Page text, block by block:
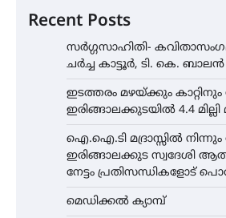
Recent Posts
സർഗ്ഗസാഹിതി-
ചർച്ച കാട്ടൂർ, ടി. കെ.
ഇടത്തരം മഴയ്ക്കും
ഇരിങ്ങാലക്കുടയിൽ 4.4 മില്ലി
ഐ.ഐ.ടി മദ്രാസ്സിൽ നിന്നും
ഇരിങ്ങാലക്കുട സ്വദേശി
നേട്ടം പ്രതിസന്ധികളോട്
മെഡിക്കൽ ക്യാമ്പ്